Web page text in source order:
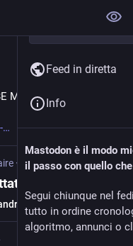
MAI DETTO?????
· 6 mag
Vescio
Feed in diretta
Info
Mastodon è il modo
il passo con quello
Segui chiunque nel
tutto in ordine
algoritmo, annunci o